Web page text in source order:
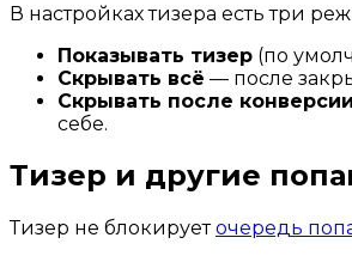
В настройках тизера есть три
Показывать тизер (по
Скрывать всё — после
Скрывать после конверсии
себе.
Тизер и другие
Тизер не блокируеточередь